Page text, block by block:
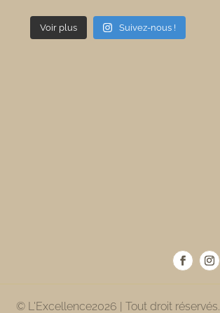
Voir plus Suivez-nous !
© L'Excellence2026 | Tout droit réservés.